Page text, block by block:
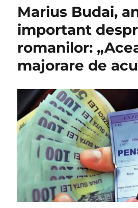
Marius Budai,
important
romanilor:
majorare de